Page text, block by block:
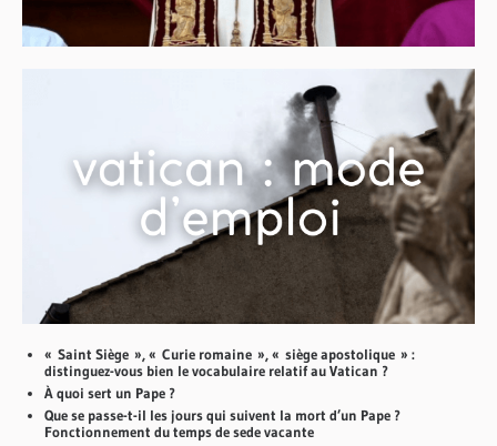
« Saint Siège », « Curie romaine », « siège apostolique » :
distinguez-vous bien le vocabulaire relatif au Vatican ?
À quoi sert un Pape ?
Que se passe-t-il les jours qui suivent la mort d’un Pape ?
Fonctionnement du temps de sede vacante